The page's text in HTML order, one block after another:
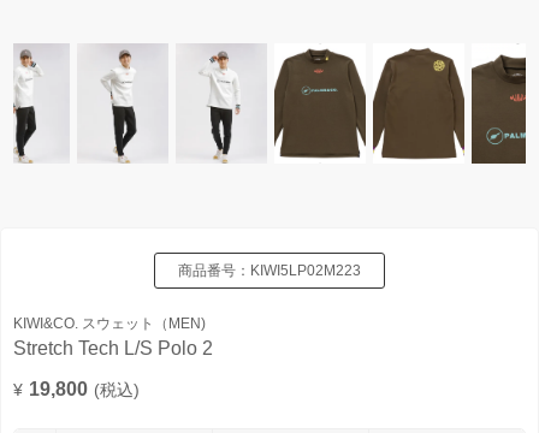
商品番号： KIWI5LP02M223
KIWI&CO. スウェット（MEN)
Stretch Tech L/S Polo 2
¥ 19,800 (税込)